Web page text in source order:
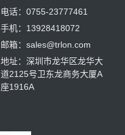
电话：0755-23777461
手机：13928418072
邮箱：sales@trlon.com
地址：深圳市龙华区龙华大
道2125号卫东龙商务大厦A
座1916A